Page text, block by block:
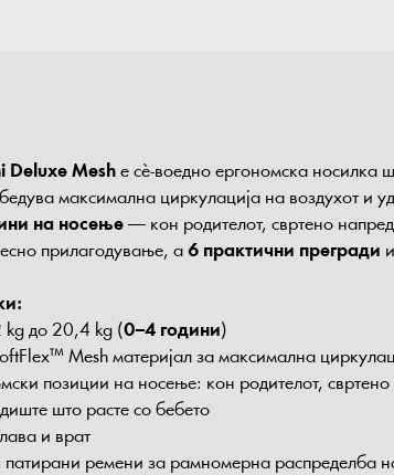
Deluxe Mesh е сè-воедно ергономска носилка
максимална циркулација на воздухот и
на носење — кон родителот, свртено
прилагодување, а 6 практични прегради и
kg до 20,4 kg (0–4 години)
Mesh материјал за максимална
позиции на носење: кон родителот,
што расте со бебето
и врат
патирани ремени за рамномерна распределба